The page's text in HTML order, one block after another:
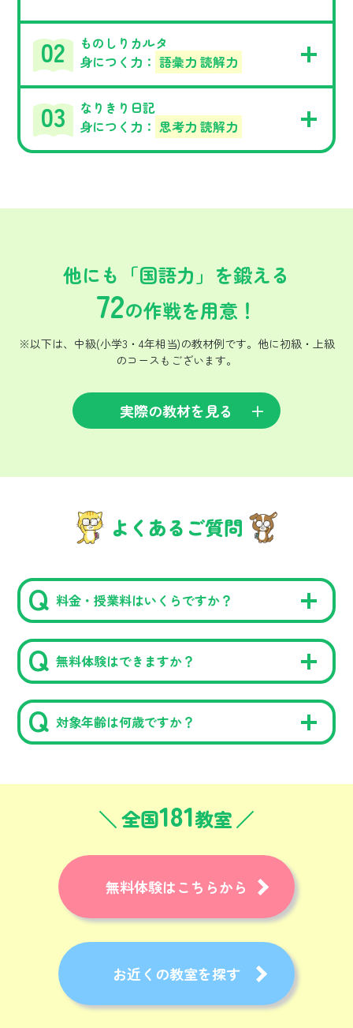
ものしりカルタ
身につく力： 語彙力 読解力
なりきり日記
身につく力： 思考力 読解力
他にも「国語力」を鍛える
72の作戦を用意！
※以下は、中級(小学3・4年相当)の教材例です。他に初級・上級
のコースもございます。
実際の教材を見る
よくあるご質問
料金・授業料はいくらですか？
無料体験はできますか？
対象年齢は何歳ですか？
全国181教室
無料体験はこちらから
お近くの教室を探す